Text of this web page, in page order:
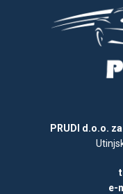
PRUDI d.o.o.
e-